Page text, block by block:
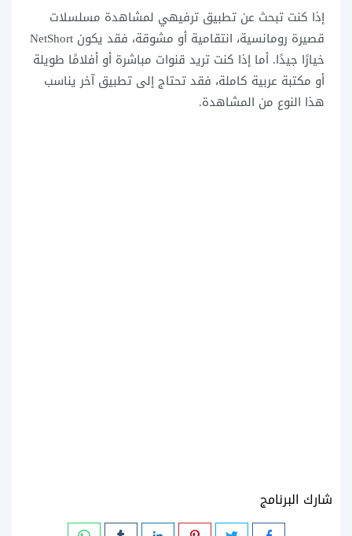
إذا كنت تبحث عن تطبيق ترفيهي لمشاهدة مسلسلات
قصيرة رومانسية، انتقامية أو مشوقة، فقد يكون NetShort
خيارًا جيدًا. أما إذا كنت تريد قنوات مباشرة أو أفلامًا طويلة
أو مكتبة عربية كاملة، فقد تحتاج إلى تطبيق آخر يناسب
هذا النوع من المشاهدة.
شارك البرنامج